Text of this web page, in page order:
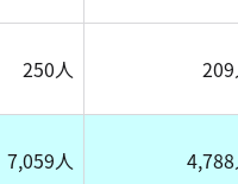
250人
7,059人